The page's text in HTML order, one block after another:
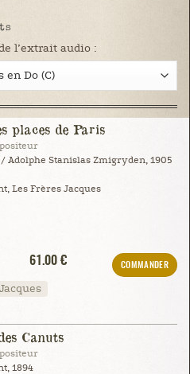
l’extrait audio :
places de Paris
Adolphe Stanislas Zmigryden, 1905
Les Frères Jacques
61.00 €
COMMANDER
Canuts
1894